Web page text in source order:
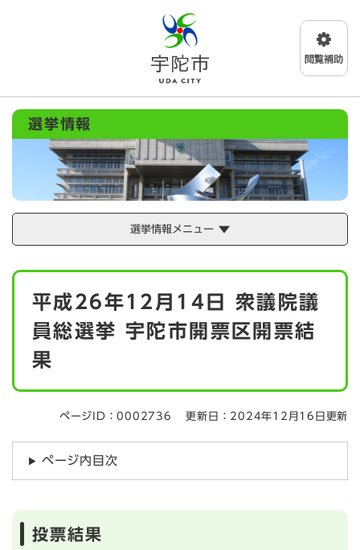
メニューを飛ばして本文へ
選挙情報
選挙情報メニュー
本
平成26年12月14日 衆議院議
員総選挙 宇陀市開票区開票結
果
ページID：0002736 更新日：2024年12月16日更新
ページ内目次
投票結果